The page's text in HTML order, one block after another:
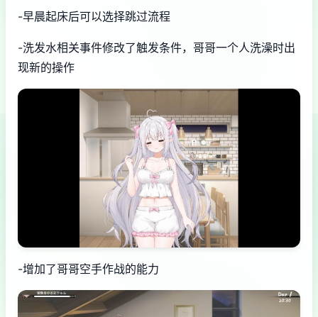
-早晨起床后可以选择跳过流程
-洗发水相关事件修改了触发条件，哥哥一个人洗澡时出
现新的操作
-增加了哥哥空手作战的能力